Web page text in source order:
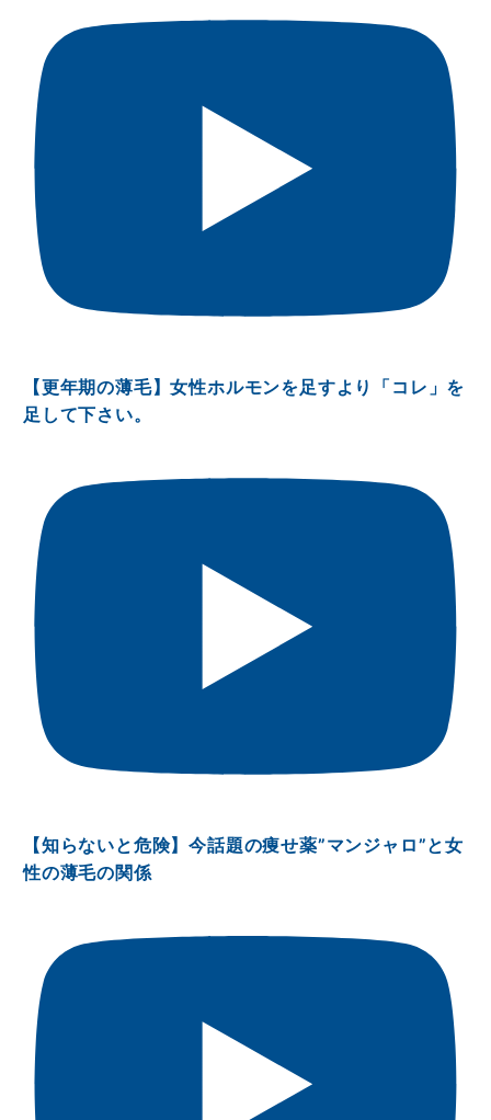
【更年期の薄毛】女性ホルモンを足すより「コレ」を
足して下さい。
【知らないと危険】今話題の痩せ薬”マンジャロ”と女
性の薄毛の関係